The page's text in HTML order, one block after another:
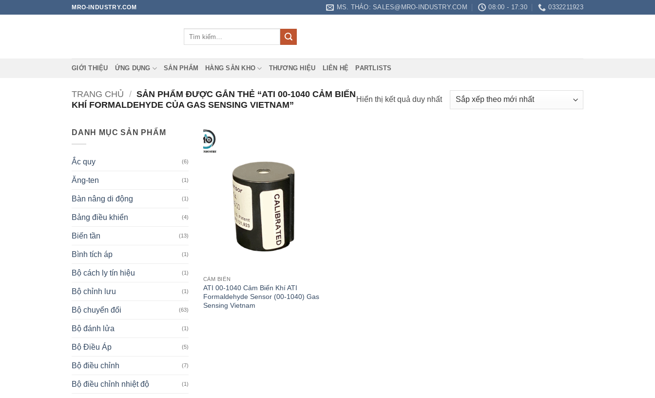
MRO-INDUSTRY.COM MS. THẢO: SALES@MRO-INDUSTRY.COM 08:00 - 17:30 0332211923
GIỚI THIỆU ỨNG DỤNG SẢN PHẨM HÀNG SẴN KHO THƯƠNG HIỆU LIÊN HỆ PARTLISTS
TRANG CHỦ / SẢN PHẨM ĐƯỢC GẮN THẺ “ATI 00-1040 CẢM BIẾN
KHÍ FORMALDEHYDE CỦA GAS SENSING VIETNAM”
Hiển thị kết quả duy nhất
DANH MỤC SẢN PHẨM
Ắc quy (6)
Ăng-ten (1)
Bàn nâng di động (1)
Bảng điều khiển (4)
Biến tần (13)
Bình tích áp (1)
Bộ cách ly tín hiệu (1)
Bộ chỉnh lưu (1)
Bộ chuyển đổi (63)
Bộ đánh lửa (1)
Bộ Điều Áp (5)
Bộ điều chỉnh (7)
Bộ điều chỉnh nhiệt độ (1)
CẢM BIẾN
ATI 00-1040 Cảm Biến Khí ATI
Formaldehyde Sensor (00-1040) Gas
Sensing Vietnam